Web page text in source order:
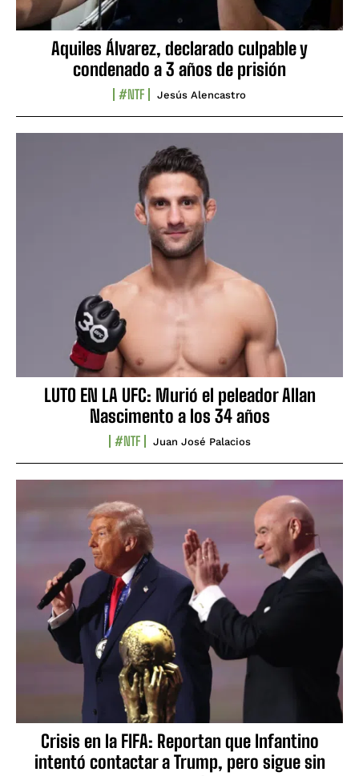
Aquiles Álvarez, declarado culpable y
condenado a 3 años de prisión
#NTF Jesús Alencastro
LUTO EN LA UFC: Murió el peleador Allan
Nascimento a los 34 años
#NTF Juan José Palacios
Crisis en la FIFA: Reportan que Infantino
intentó contactar a Trump, pero sigue sin